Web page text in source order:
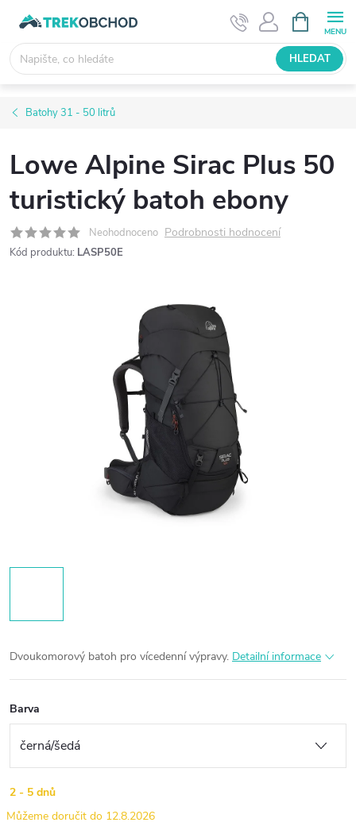
obsah
NÁKUPNÍ
KOŠÍK
HLEDAT
Batohy 31 - 50 litrů
Lowe Alpine Sirac Plus 50
turistický batoh ebony
Neohodnoceno Podrobnosti hodnocení
Kód produktu: LASP50E
Dvoukomorový batoh pro vícedenní výpravy. Detailní informace
Barva
2 - 5 dnů
12.8.2026